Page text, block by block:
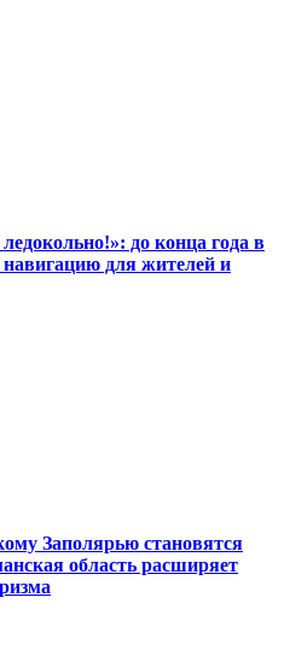
до конца года в
для жителей и
Заполярью становятся
область расширяет